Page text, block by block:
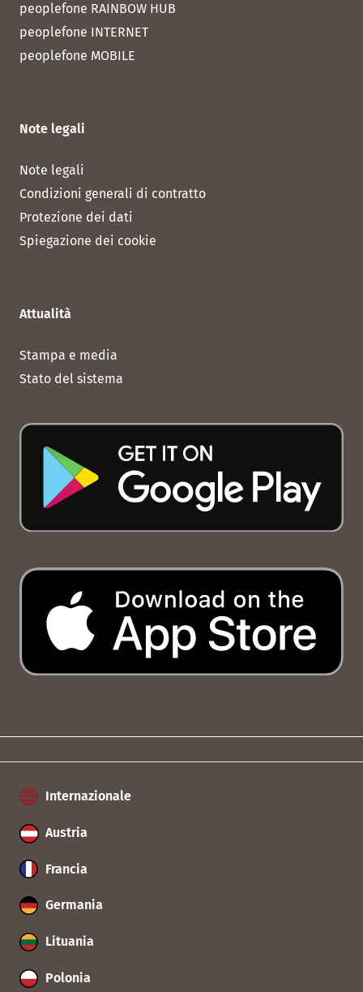
peoplefone RAINBOW HUB
peoplefone INTERNET
peoplefone MOBILE
Note legali
Note legali
Condizioni generali di contratto
Protezione dei dati
Spiegazione dei cookie
Attualità
Stampa e media
Stato del sistema
Internazionale
Austria
Francia
Germania
Lituania
Polonia